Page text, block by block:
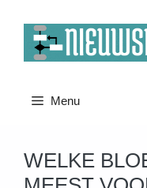
naar
Menu
WELKE